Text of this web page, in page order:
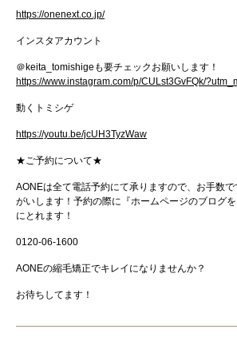
https://onenext.co.jp/
インスタアカウント
＠keita_tomishige も要チェックお願いします！
https://www.instagram.com/p/CULst3GvFQk/
動くトミシゲ
https://youtu.be/jcUH3TyzWaw
★ ご予約について★
AONEは全て電話予約にて承りますので、お手数
がいします！ 予約の際に『ホームページのブログ
にとれます！
0120-06-1600
AONEの縮毛矯正でキレイになりませんか？
お待ちしてます！